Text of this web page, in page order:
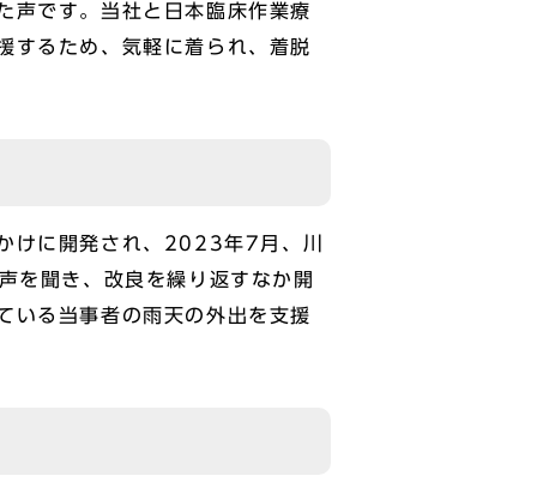
声です。当社と日本臨床作業療
するため、気軽に着られ、着脱
けに開発され、2023年7月、川
を聞き、改良を繰り返すなか開
いる当事者の雨天の外出を支援